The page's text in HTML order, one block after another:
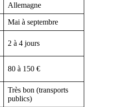
Allemagne
Mai à septembre
2 à 4 jours
80 à 150 €
Très bon (transports
publics)